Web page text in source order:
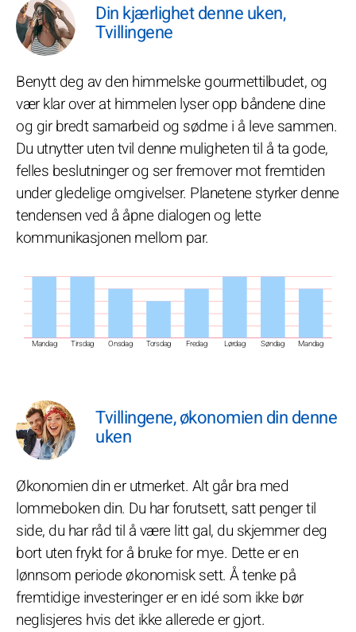
Din kjærlighet denne uken,
Tvillingene
Mandag Tirsdag Onsdag Torsdag Fredag Lørdag Søndag Mandag
Benytt deg av den himmelske gourmettilbudet, og
vær klar over at himmelen lyser opp båndene dine
og gir bredt samarbeid og sødme i å leve sammen.
Du utnytter uten tvil denne muligheten til å ta gode,
felles beslutninger og ser fremover mot fremtiden
under gledelige omgivelser. Planetene styrker denne
tendensen ved å åpne dialogen og lette
kommunikasjonen mellom par.
Tvillingene, økonomien din denne
uken
Økonomien din er utmerket. Alt går bra med
lommeboken din. Du har forutsett, satt penger til
side, du har råd til å være litt gal, du skjemmer deg
bort uten frykt for å bruke for mye. Dette er en
lønnsom periode økonomisk sett. Å tenke på
fremtidige investeringer er en idé som ikke bør
neglisjeres hvis det ikke allerede er gjort.